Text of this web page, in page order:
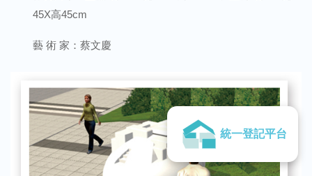
統一登記平台
45X高45cm
藝 術 家：蔡文慶